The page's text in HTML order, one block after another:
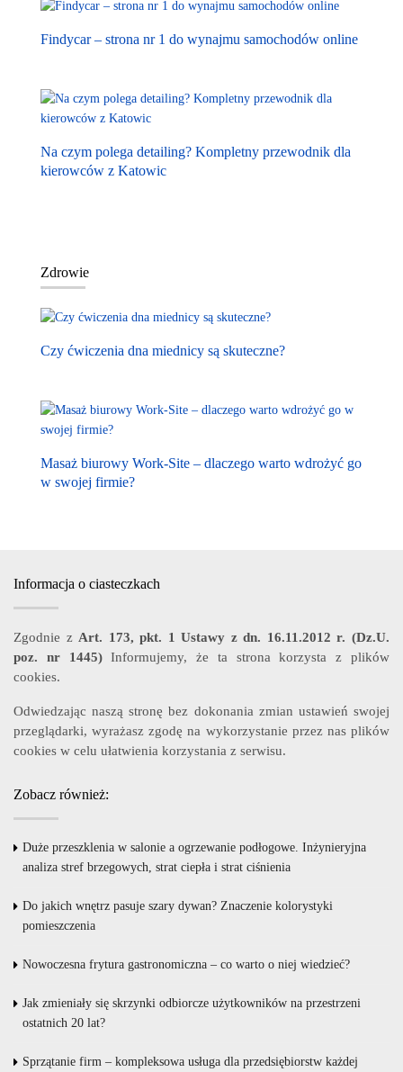
Findycar – strona nr 1 do wynajmu samochodów online
Na czym polega detailing? Kompletny przewodnik dla
kierowców z Katowic
Zdrowie
Czy ćwiczenia dna miednicy są skuteczne?
Masaż biurowy Work-Site – dlaczego warto wdrożyć go
w swojej firmie?
Informacja o ciasteczkach
Zgodnie z Art. 173, pkt. 1 Ustawy z dn. 16.11.2012 r. (Dz.U.
poz. nr 1445)Informujemy, że ta strona korzysta z plików
cookies.
Odwiedzając naszą stronę bez dokonania zmian ustawień swojej
przeglądarki, wyrażasz zgodę na wykorzystanie przez nas plików
cookies w celu ułatwienia korzystania z serwisu.
Zobacz również:
Duże przeszklenia w salonie a ogrzewanie podłogowe. Inżynieryjna
analiza stref brzegowych, strat ciepła i strat ciśnienia
Do jakich wnętrz pasuje szary dywan? Znaczenie kolorystyki
pomieszczenia
Nowoczesna frytura gastronomiczna – co warto o niej wiedzieć?
Jak zmieniały się skrzynki odbiorcze użytkowników na przestrzeni
ostatnich 20 lat?
Sprzątanie firm – kompleksowa usługa dla przedsiębiorstw każdej